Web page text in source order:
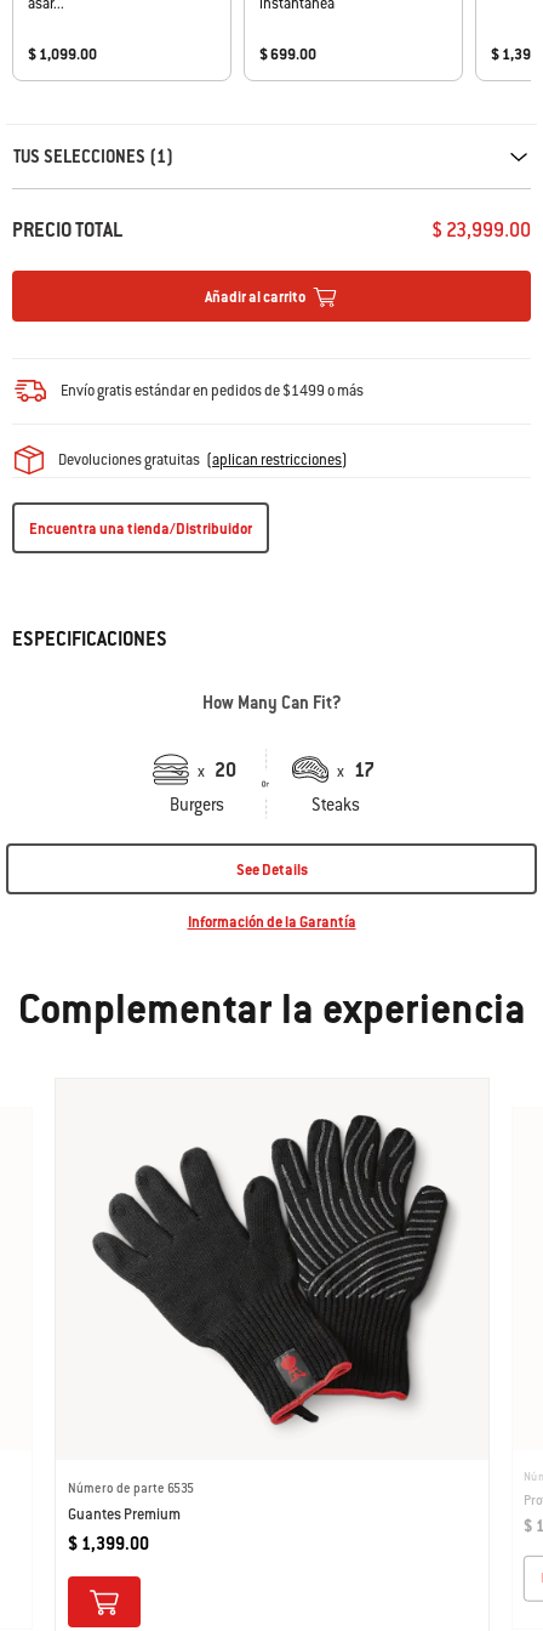
$ 1,099.00 $ 699.00 $
TUS SELECCIONES (1)
PRECIO TOTAL $ 23,999.00
Añadir al carrito
Envío gratis estándar en pedidos de $1499 o más
Devoluciones gratuitas (aplican restricciones)
Encuentra una tienda/Distribuidor
ESPECIFICACIONES
How Many Can Fit?
x 20
Burgers
x 17
Steaks
See Details
Información de la Garantía
Complementar la experiencia
Número de parte 6535
Guantes Premium
$ 1,399.00
$